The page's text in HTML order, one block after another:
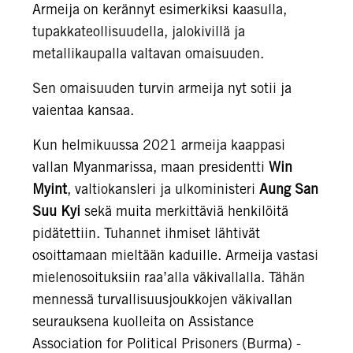
Armeija on kerännyt esimerkiksi kaasulla,
tupakkateollisuudella, jalokivillä ja
metallikaupalla valtavan omaisuuden.
Sen omaisuuden turvin armeija nyt sotii ja
vaientaa kansaa.
Kun helmikuussa 2021 armeija kaappasi
vallan Myanmarissa, maan presidentti Win
Myint, valtiokansleri ja ulkoministeri Aung San
Suu Kyi sekä muita merkittäviä henkilöitä
pidätettiin. Tuhannet ihmiset lähtivät
osoittamaan mieltään kaduille. Armeija vastasi
mielenosoituksiin raa’alla väkivallalla. Tähän
mennessä turvallisuusjoukkojen väkivallan
seurauksena kuolleita on Assistance
Association for Political Prisoners (Burma) -